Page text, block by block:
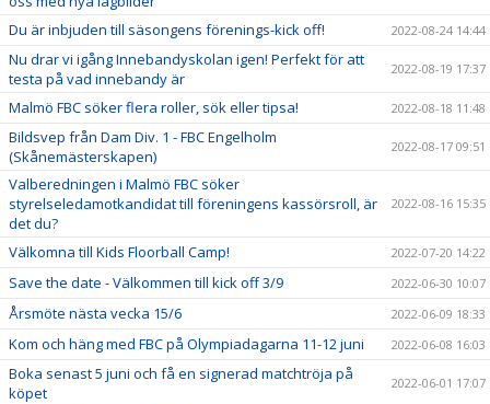
Du är inbjuden till säsongens förenings-kick off!
2022-08-24 14:44
Nu drar vi igång Innebandyskolan igen! Perfekt för att
testa på vad innebandy är
2022-08-19 17:37
Malmö FBC söker flera roller, sök eller tipsa! 2022-08-18 11:48
Bildsvep från Dam Div. 1 - FBC Engelholm
(Skånemästerskapen)
2022-08-17 09:51
Valberedningen i Malmö FBC söker
styrelseledamotkandidat till föreningens kassörsroll, är
det du?
2022-08-16 15:35
Välkomna till Kids Floorball Camp! 2022-07-20 14:22
Save the date - Välkommen till kick off 3/9 2022-06-30 10:07
Årsmöte nästa vecka 15/6 2022-06-09 18:33
Kom och häng med FBC på Olympiadagarna 11-12 juni 2022-06-08 16:03
Boka senast 5 juni och få en signerad matchtröja på
köpet
2022-06-01 17:07